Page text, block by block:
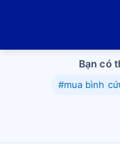
Bạn có
#mua bình